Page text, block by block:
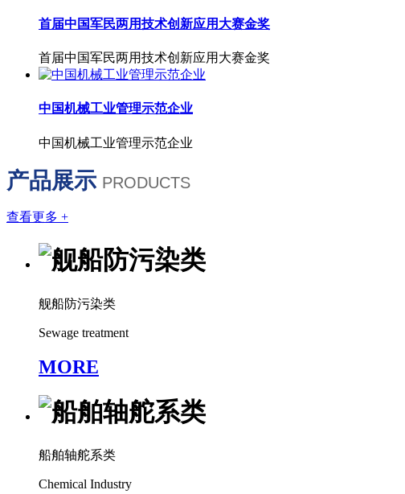
首届中国军民两用技术创新应用大赛金奖
首届中国军民两用技术创新应用大赛金奖
中国机械工业管理示范企业
中国机械工业管理示范企业
产品展示 PRODUCTS
查看更多 +
舰船防污染类
Sewage treatment
MORE
船舶轴舵系类
Chemical Industry